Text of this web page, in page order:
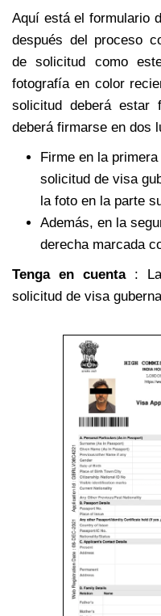
Aquí está el formulario
después del proceso
de solicitud como
fotografía en color
solicitud deberá estar
deberá firmarse en dos
Firme en la
solicitud de visa
la foto en la parte
Además, en la
derecha marcada
Tenga en cuenta: La
solicitud de visa